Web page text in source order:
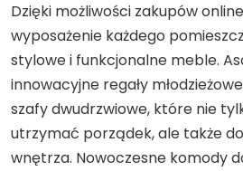
Dzięki możliwości zakupów
wyposażenie każdego
stylowe i funkcjonalne meble.
innowacyjne regały
szafy dwudrzwiowe, które nie
utrzymać porządek, ale także
wnętrza. Nowoczesne komody